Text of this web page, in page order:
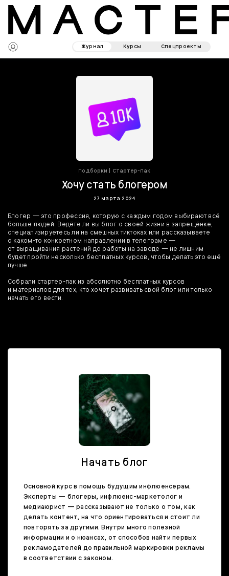
Журнал Курсы Спецпроекты
Подборки Стартер-пак
Хочу стать блогером
27 марта 2024
Блогер — это профессия, которую с каждым годом выбирают всё
больше людей. Ведёте ли вы блог о своей жизни в запрещёнке,
специализируетесь ли на смешных тиктоках или рассказываете
о каком-то конкретном направлении в телеграме —
от выращивания растений до работы на заводе — не лишним
будет пройти несколько бесплатных курсов, чтобы делать это ещё
лучше.
Собрали стартер-пак из абсолютно бесплатных курсов
и материалов для тех, кто хочет развивать свой блог или только
начать его вести.
Начать блог
Основной курс в помощь будущим инфлюенсерам.
Эксперты — блогеры, инфлюенс-маркетолог и
медиаюрист — рассказывают не только о том, как
делать контент, на что ориентироваться и стоит ли
повторять за другими. Внутри много полезной
информации и о нюансах, от способов найти первых
рекламодателей до правильной маркировки рекламы
в соответствии с законом.